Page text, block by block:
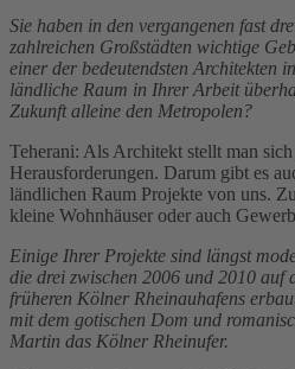
Sie haben in den vergangenen fast
zahlreichen Großstädten wichtige
einer der bedeutendsten Architekten
ländliche Raum in Ihrer Arbeit
Zukunft alleine den Metropolen?
Teherani: Als Architekt stellt man
Herausforderungen. Darum gibt es
ländlichen Raum Projekte von uns.
kleine Wohnhäuser oder auch
Einige Ihrer Projekte sind längst
die drei zwischen 2006 und 2010 auf
früheren Kölner Rheinauhafens
mit dem gotischen Dom und
Martin das Kölner Rheinufer.